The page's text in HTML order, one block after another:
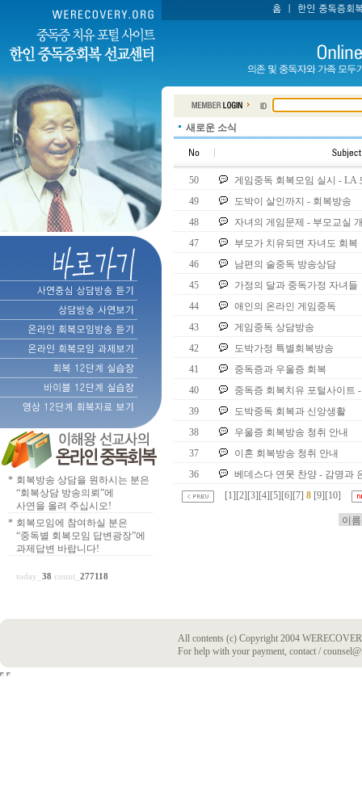
* 회복방송 상담을 원하시는 분은
“회복상담 방송의뢰”에
사연을 올려 주십시오!
* 회복모임에 참여하실 분은
“중독별 회복모임 답변광장”에
과제답변 바랍니다!
today_ 38 count_ 277118
새로운 소식
50
게임중독 회복모임 실시 - LA
49
도박이 살인까지 - 회복방송
48
자녀의 게임문제 - 부모교실
47
부모가 치유되면 자녀도 회복
46
남편의 술중독 방송상담
45
가정의 달과 중독가정 자녀들
44
애인의 온라인 게임중독
43
게임중독 상담방송
42
도박가정 특별회복방송
41
중독증과 우울증 회복
40
중독증 회복치유 포털사이트
39
도박중독 회복과 신앙생활
38
우울증 회복방송 청취 안내
37
이혼 회복방송 청취 안내
36
베데스다 연못 찬양 - 감명과
[1][2][3][4][5][6][7] 8 [9][10]
All contents (c) Copyright 2004
For help with your payment, contact /